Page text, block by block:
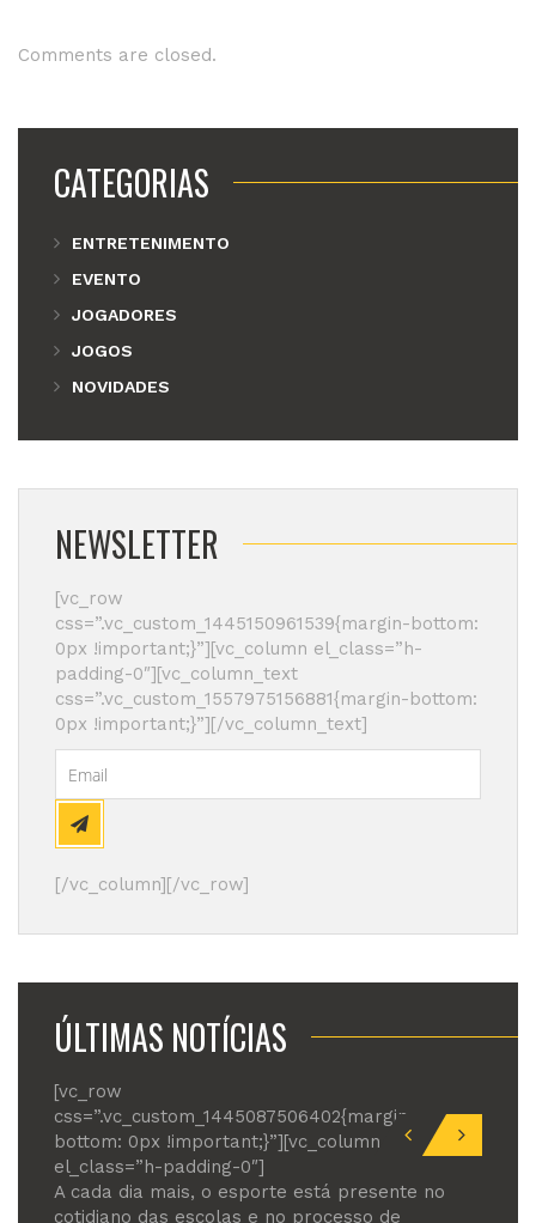
Comments are closed.
CATEGORIAS
ENTRETENIMENTO
EVENTO
JOGADORES
JOGOS
NOVIDADES
NEWSLETTER
[vc_row
css=”.vc_custom_1445150961539{margin-bottom:
0px !important;}”][vc_column el_class=”h-
padding-0″][vc_column_text
css=”.vc_custom_1557975156881{margin-bottom:
0px !important;}”][/vc_column_text]
[/vc_column][/vc_row]
ÚLTIMAS NOTÍCIAS
[vc_row
css=”.vc_custom_1445087506402{margin-
bottom: 0px !important;}”][vc_column
el_class=”h-padding-0″]
A cada dia mais, o esporte está presente no
cotidiano das escolas e no processo de